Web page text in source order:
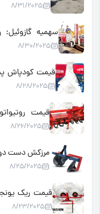
قیمت لولر لیزری
8/31/2025
سهمیه گازوئیل:
سوخت یارانه‌ای
8/30/2025
قیمت کودپاش
فروش کودپاش
8/28/2025
قیمت
روتیواتور کارکرده
8/26/2025
مرزکش دست
بهترین قیمت در
8/25/2025
قیمت ریک
یونجه کارکرده با
8/23/2025